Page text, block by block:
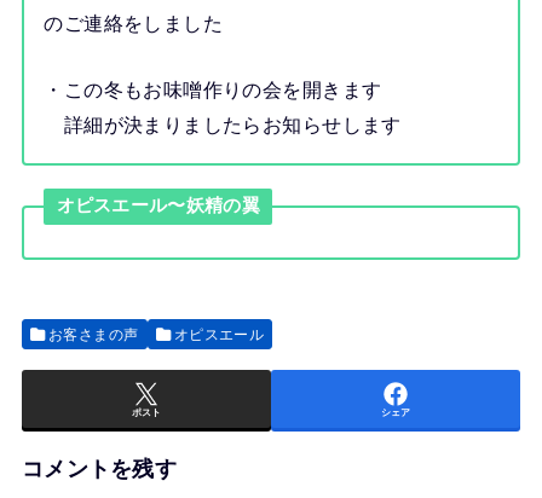
のご連絡をしました
・この冬もお味噌作りの会を開きます
詳細が決まりましたらお知らせします
オピスエール〜妖精の翼
お客さまの声 オピスエール
ポスト シェア
コメントを残す